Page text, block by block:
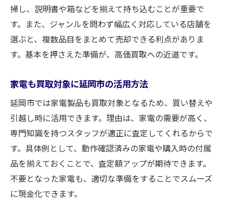
出張買取を利用したい方への延岡市ガイド
出張買取のメリットと延岡市での活用法
延岡リサイクルの出張買取サービス解説
家電や大型品の出張買取活用ポイント
出張買取を高額査定につなげるコツ
安心して任せられる買取選びのポイント
信頼できる買取店を選ぶチェックリスト
延岡市の買取専門店で安心取引を実現
実績で選ぶ買取サービスの見分け方
リサイクルショップ選びで重視すべき点
掃し、説明書や箱などを揃えて持ち込むことが重要で
す。また、ジャンルを問わず幅広く対応している店舗を
選ぶと、複数品目をまとめて売却できる利点がありま
す。基本を押さえた準備が、高価買取への近道です。
家電も買取対象に延岡市の活用方法
延岡市では家電製品も買取対象となるため、買い替えや
引越し時に活用できます。理由は、家電の需要が高く、
専門知識を持つスタッフが適正に査定してくれるからで
す。具体例として、動作確認済みの家電や購入時の付属
品を揃えておくことで、査定額アップが期待できます。
不要となった家電も、適切な準備をすることでスムーズ
に現金化できます。